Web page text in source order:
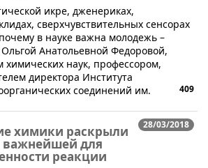
икре, дженериках,
сверхчувствительных сенсорах
в науке важна молодежь –
Ольгой Анатольевной Федоровой,
химических наук, профессором,
директора Института
соединений им.
409
28/03/2018
химики раскрыли
важнейшей для
реакции